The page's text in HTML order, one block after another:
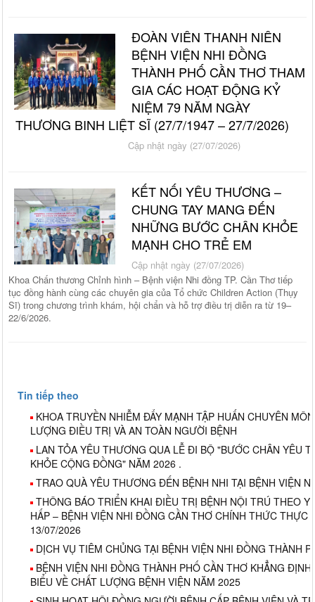
ĐOÀN VIÊN THANH NIÊN
BỆNH VIỆN NHI ĐỒNG
THÀNH PHỐ CẦN THƠ THAM
GIA CÁC HOẠT ĐỘNG KỶ
NIỆM 79 NĂM NGÀY
THƯƠNG BINH LIỆT SĨ (27/7/1947 – 27/7/2026)
Cập nhật ngày (27/07/2026)
KẾT NỐI YÊU THƯƠNG –
CHUNG TAY MANG ĐẾN
NHỮNG BƯỚC CHÂN KHỎE
MẠNH CHO TRẺ EM
Cập nhật ngày (27/07/2026)
Khoa Chấn thương Chỉnh hình – Bệnh viện Nhi đồng TP. Cần Thơ tiếp
tục đồng hành cùng các chuyên gia của Tổ chức Children Action (Thụy
Sĩ) trong chương trình khám, hội chẩn và hỗ trợ điều trị diễn ra từ 19–
22/6/2026.
Tin tiếp theo
KHOA TRUYỀN NHIỄM ĐẨY MẠNH TẬP HUẤN CHUYÊN
LƯỢNG ĐIỀU TRỊ VÀ AN TOÀN NGƯỜI BỆNH
LAN TỎA YÊU THƯƠNG QUA LỄ ĐI BỘ "BƯỚC CHÂN YÊU
KHỎE CỘNG ĐỒNG" NĂM 2026 .
TRAO QUÀ YÊU THƯƠNG ĐẾN BỆNH NHI TẠI BỆNH VIỆN
THÔNG BÁO TRIỂN KHAI ĐIỀU TRỊ BỆNH NỘI TRÚ THEO
HẤP – BỆNH VIỆN NHI ĐỒNG CẦN THƠ CHÍNH THỨC THỰC
13/07/2026
DỊCH VỤ TIÊM CHỦNG TẠI BỆNH VIỆN NHI ĐỒNG THÀNH
BỆNH VIỆN NHI ĐỒNG THÀNH PHỐ CẦN THƠ KHẲNG
BIỂU VỀ CHẤT LƯỢNG BỆNH VIỆN NĂM 2025